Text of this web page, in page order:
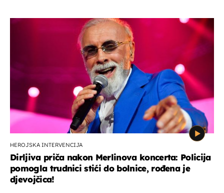
HEROJSKA INTERVENCIJA
Dirljiva priča nakon Merlinova koncerta: Policija
pomogla trudnici stići do bolnice, rođena je
djevojčica!